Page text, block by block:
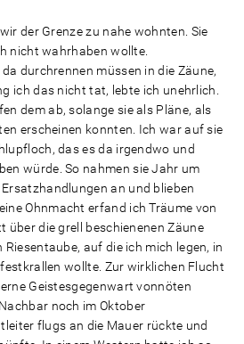
der Grenze zu nahe wohnten. Sie
nicht wahrhaben wollte.
durchrennen müssen in die Zäune,
ich das nicht tat, lebte ich unehrlich.
dem ab, solange sie als Pläne, als
erscheinen konnten. Ich war auf sie
das es da irgendwo und
würde. So nahmen sie Jahr um
an und blieben
Ohnmacht erfand ich Träume von
über die grell beschienenen Zäune
Riesentaube, auf die ich mich legen, in
wollte. Zur wirklichen Flucht
Geistesgegenwart vonnöten
noch im Oktober
flugs an die Mauer rückte und